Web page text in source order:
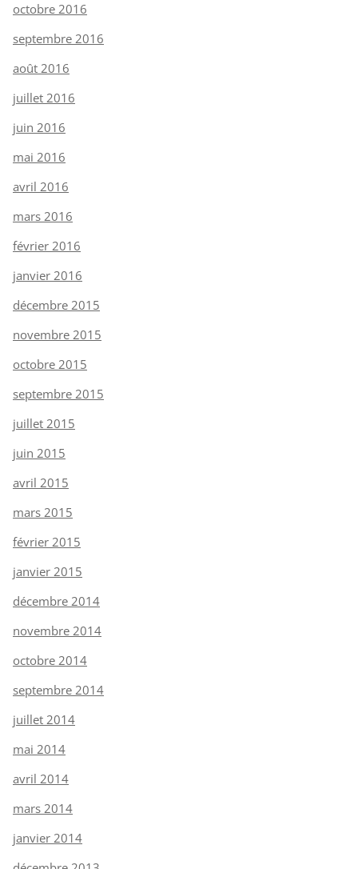
octobre 2016
septembre 2016
août 2016
juillet 2016
juin 2016
mai 2016
avril 2016
mars 2016
février 2016
janvier 2016
décembre 2015
novembre 2015
octobre 2015
septembre 2015
juillet 2015
juin 2015
avril 2015
mars 2015
février 2015
janvier 2015
décembre 2014
novembre 2014
octobre 2014
septembre 2014
juillet 2014
mai 2014
avril 2014
mars 2014
janvier 2014